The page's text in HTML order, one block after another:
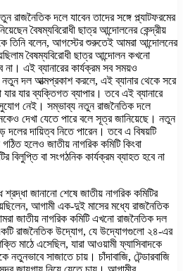
রাজনৈতিক দলে যাবেন তাদের সঙ্গে প্ল্যাটফরমের
বৈষম্যবিরোধী ছাত্র আন্দোলনের কেন্দ্রীয়
তিনি বলেন, আগস্টের শুরুতেই আমরা আন্দোলনের
বৈষম্যবিরোধী ছাত্র আন্দোলন কখনো
এই ব্যানারের কার্যক্রম সব সময়ও
দল আত্মপ্রকাশ করলে, এই ব্যানার থেকে সরে
যার ব্যক্তিগত ব্যাপার। তবে এই ব্যানারে
নেই। সম্ভাব্য নতুন রাজনৈতিক দলে
দেখা যেতে পারে বলে সূত্র জানিয়েছে। নতুন
দলের দায়িত্ব নিতে পারেন। তবে এ বিষয়টি
হলেও জাতীয় নাগরিক কমিটি কিংবা
বিলুপ্তি বা সংগঠনিক কার্যক্রম ব্যাহত হবে না
জানানো শেষে জাতীয় নাগরিক কমিটির
আগামী এক-দুই মাসের মধ্যে রাজনৈতিক
জাতীয় নাগরিক কমিটি এখনো রাজনৈতিক দল
রাজনৈতিক উদ্যোগ, যে উদ্যোগগুলো ২৪-এর
মাঠে এসেছিল, যারা আওয়ামী ফ্যাসিবাদকে
নতুনভাবে সাজাতে চায়। চাঁদাবাজি, টেন্ডারবাজি